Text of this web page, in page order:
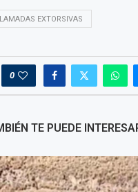
EXTORSIVAS
0
TE PUEDE